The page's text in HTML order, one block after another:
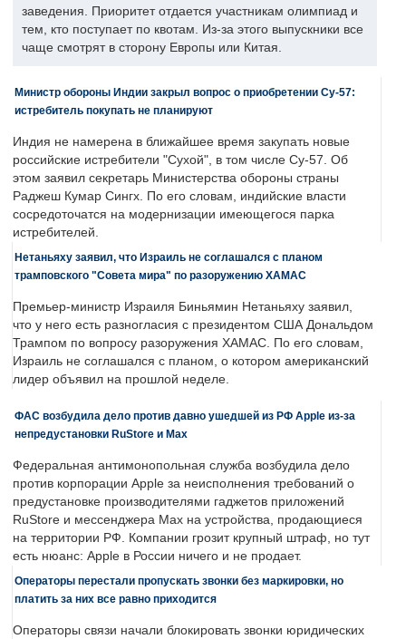
заведения. Приоритет отдается участникам олимпиад и
тем, кто поступает по квотам. Из-за этого выпускники все
чаще смотрят в сторону Европы или Китая.
Министр обороны Индии закрыл вопрос о приобретении Су-57:
истребитель покупать не планируют
Индия не намерена в ближайшее время закупать новые
российские истребители "Сухой", в том числе Су-57. Об
этом заявил секретарь Министерства обороны страны
Раджеш Кумар Сингх. По его словам, индийские власти
сосредоточатся на модернизации имеющегося парка
истребителей.
Нетаньяху заявил, что Израиль не соглашался с планом
трамповского "Совета мира" по разоружению ХАМАС
Премьер-министр Израиля Биньямин Нетаньяху заявил,
что у него есть разногласия с президентом США Дональдом
Трампом по вопросу разоружения ХАМАС. По его словам,
Израиль не соглашался с планом, о котором американский
лидер объявил на прошлой неделе.
ФАС возбудила дело против давно ушедшей из РФ Apple из-за
непредустановки RuStore и Max
Федеральная антимонопольная служба возбудила дело
против корпорации Apple за неисполнения требований о
предустановке производителями гаджетов приложений
RuStore и мессенджера Max на устройства, продающиеся
на территории РФ. Компании грозит крупный штраф, но тут
есть нюанс: Apple в России ничего и не продает.
Операторы перестали пропускать звонки без маркировки, но
платить за них все равно приходится
Операторы связи начали блокировать звонки юридических